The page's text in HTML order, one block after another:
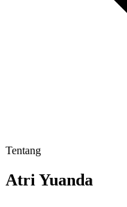
Tentang
Atri Yuanda